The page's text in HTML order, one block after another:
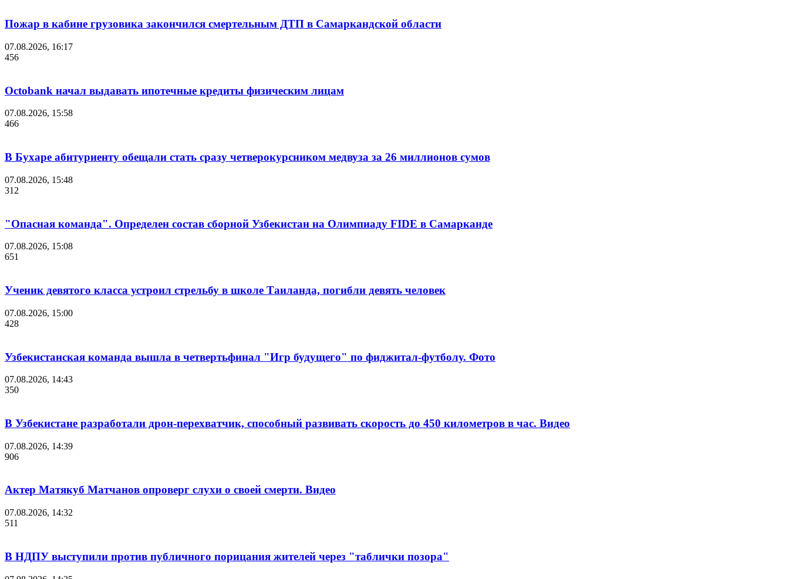
Пожар в кабине грузовика закончился смертельным ДТП в Самаркандской области
07.08.2026, 16:17
456
Octobank начал выдавать ипотечные кредиты физическим лицам
07.08.2026, 15:58
466
В Бухаре абитуриенту обещали стать сразу четверокурсником медвуза за 26 миллионов сумов
07.08.2026, 15:48
312
"Опасная команда". Определен состав сборной Узбекистан на Олимпиаду FIDE в Самарканде
07.08.2026, 15:08
651
Ученик девятого класса устроил стрельбу в школе Таиланда, погибли девять человек
07.08.2026, 15:00
428
Узбекистанская команда вышла в четвертьфинал "Игр будущего" по фиджитал-футболу. Фото
07.08.2026, 14:43
350
В Узбекистане разработали дрон-перехватчик, способный развивать скорость до 450 километров в час. Видео
07.08.2026, 14:39
906
Актер Матякуб Матчанов опроверг слухи о своей смерти. Видео
07.08.2026, 14:32
511
В НДПУ выступили против публичного порицания жителей через "таблички позора"